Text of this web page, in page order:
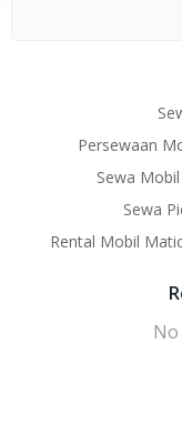
Persewaan
Sewa
Sewa
Rental Mobil